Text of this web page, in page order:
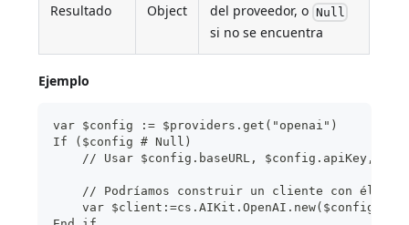
Resultado Object
del proveedor, o Null
si no se encuentra
Ejemplo
var $config := $providers.get("openai")
If ($config # Null)
// Usar $config.baseURL, $config.apiKey,
    // Podríamos construir un cliente con él
    var $client:=cs.AIKit.OpenAI.new($config)